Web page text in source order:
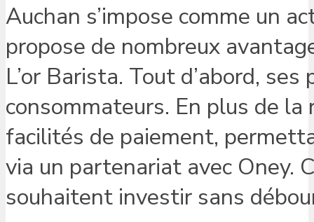
Auchan s’impose comme un
propose de nombreux
L’or Barista. Tout d’abord,
consommateurs. En plus de la
facilités de paiement,
via un partenariat avec Oney.
souhaitent investir sans